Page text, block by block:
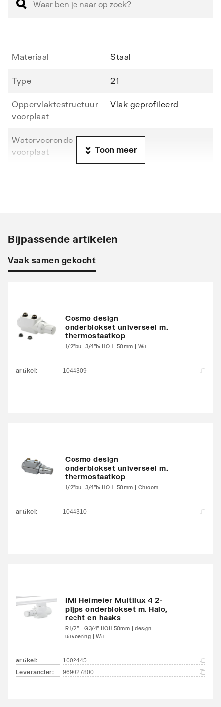
Materiaal Staal
Type 21
Oppervlaktestructuur
voorplaat
Vlak geprofileerd
Watervoerende
voorplaat
Nee
Warmteafgifte EN 442
20°C - 55/45
Warmteafgifte 20°C -
70/40
1191
laboratorium
Standaard kleur Ja
Met bovenbekleding Ja
Aantal standaard
aansluitingen
Toon meer
Bijpassende artikelen
Vaak samen gekocht
Cosmo design
onderblokset universeel m.
thermostaatkop
1/2"bu- 3/4"bi HOH=50mm | Wit
artikel: 1044309
Cosmo design
onderblokset universeel m.
thermostaatkop
1/2"bu- 3/4"bi HOH=50mm | Chroom
artikel: 1044310
IMI Heimeier Multilux 4 2-
pijps onderblokset m. Halo,
recht en haaks
R1/2" - G3/4" HOH 50mm | design-
uitvoering | Wit
artikel: 1602445
Leverancier: 969027800